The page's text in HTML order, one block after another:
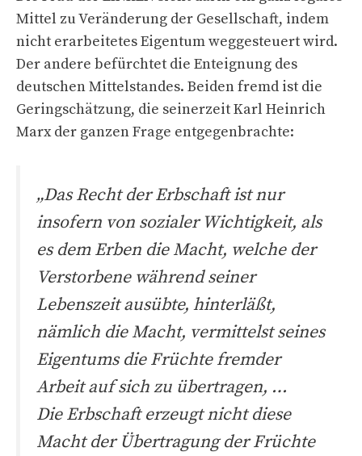
Mittel zu Veränderung der Gesellschaft, indem
nicht erarbeitetes Eigentum weggesteuert wird.
Der andere befürchtet die Enteignung des
deutschen Mittelstandes. Beiden fremd ist die
Geringschätzung, die seinerzeit Karl Heinrich
Marx der ganzen Frage entgegenbrachte:
„Das Recht der Erbschaft ist nur
insofern von sozialer Wichtigkeit, als
es dem Erben die Macht, welche der
Verstorbene während seiner
Lebenszeit ausübte, hinterläßt,
nämlich die Macht, vermittelst seines
Eigentums die Früchte fremder
Arbeit auf sich zu übertragen, …
Die Erbschaft erzeugt nicht diese
Macht der Übertragung der Früchte